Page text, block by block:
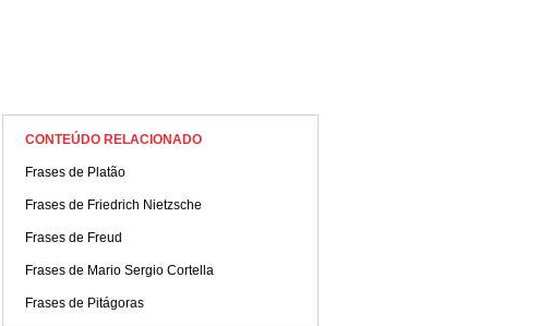
CONTEÚDO RELACIONADO
Frases de Platão
Frases de Friedrich Nietzsche
Frases de Freud
Frases de Mario Sergio Cortella
Frases de Pitágoras